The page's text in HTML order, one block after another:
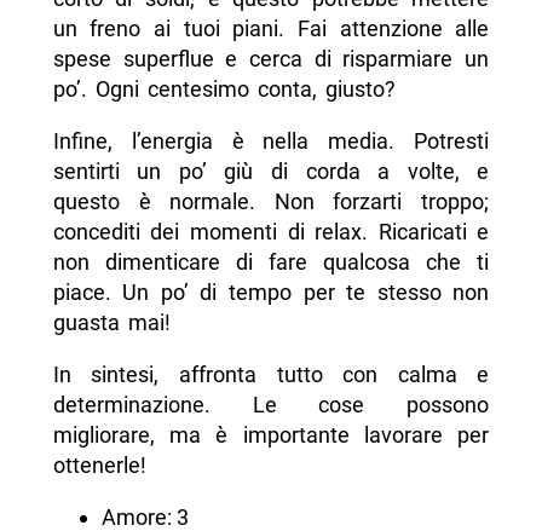
un freno ai tuoi piani. Fai attenzione alle
spese superflue e cerca di risparmiare un
po’. Ogni centesimo conta, giusto?
Infine, l’energia è nella media. Potresti
sentirti un po’ giù di corda a volte, e
questo è normale. Non forzarti troppo;
concediti dei momenti di relax. Ricaricati e
non dimenticare di fare qualcosa che ti
piace. Un po’ di tempo per te stesso non
guasta mai!
In sintesi, affronta tutto con calma e
determinazione. Le cose possono
migliorare, ma è importante lavorare per
ottenerle!
Amore: 3